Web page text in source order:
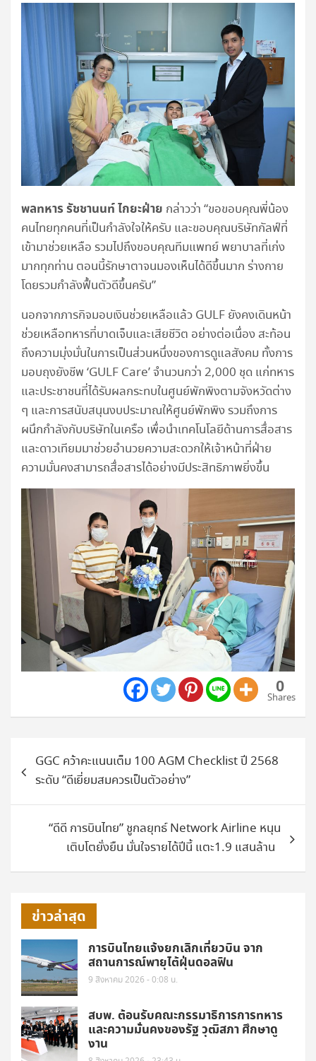
พลทหาร รัชชานนท์ ไกยะฝ่าย กล่าวว่า “ขอขอบคุณพี่น้อง
คนไทยทุกคนที่เป็นกำลังใจให้ครับ และขอบคุณบริษัทกัลฟ์ที่
เข้ามาช่วยเหลือ รวมไปถึงขอบคุณทีมแพทย์ พยาบาลที่เก่ง
มากทุกท่าน ตอนนี้รักษาตาจนมองเห็นได้ดีขึ้นมาก ร่างกาย
โดยรวมกำลังฟื้นตัวดีขึ้นครับ”
นอกจากภารกิจมอบเงินช่วยเหลือแล้ว GULF ยังคงเดินหน้า
ช่วยเหลือทหารที่บาดเจ็บและเสียชีวิต อย่างต่อเนื่อง สะท้อน
ถึงความมุ่งมั่นในการเป็นส่วนหนึ่งของการดูแลสังคม ทั้งการ
มอบถุงยังชีพ ‘GULF Care’ จำนวนกว่า 2,000 ชุด แก่ทหาร
และประชาชนที่ได้รับผลกระทบในศูนย์พักพิงตามจังหวัดต่าง
ๆ และการสนับสนุนงบประมาณให้ศูนย์พักพิง รวมถึงการ
ผนึกกำลังกับบริษัทในเครือ เพื่อนำเทคโนโลยีด้านการสื่อสาร
และดาวเทียมมาช่วยอำนวยความสะดวกให้เจ้าหน้าที่ฝ่าย
ความมั่นคงสามารถสื่อสารได้อย่างมีประสิทธิภาพยิ่งขึ้น
0
Shares
เรื่องGGC คว้าคะแนนเต็ม 100 AGM Checklist ปี 2568
ระดับ “ดีเยี่ยมสมควรเป็นตัวอย่าง”
“ดีดี การบินไทย” ชูกลยุทธ์ Network Airline หนุน
เติบโตยั่งยืน มั่นใจรายได้ปีนี้ แตะ1.9 แสนล้าน
ข่าวล่าสุด
การบินไทยแจ้งยกเลิกเที่ยวบิน จาก
สถานการณ์พายุไต้ฝุ่นดอลฟิน
9 สิงหาคม 2026 - 0:08 น.
สบพ. ต้อนรับคณะกรรมาธิการการทหาร
และความมั่นคงของรัฐ วุฒิสภา ศึกษาดู
งาน